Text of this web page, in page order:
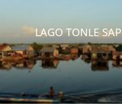
LAGO TONLE SAP